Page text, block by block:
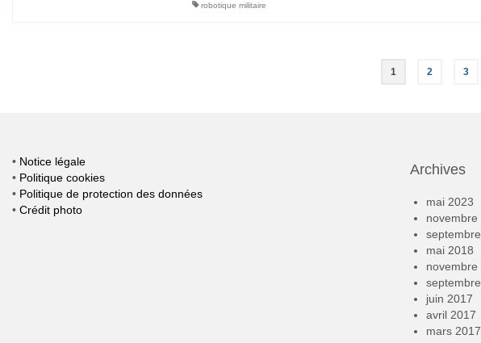
robotique militaire
1 2 3
• Notice légale
• Politique cookies
• Politique de protection des données
• Crédit photo
Archives
mai 2023
novembre
mai 2018
novembre
juin 2017
avril 2017
mars 2017